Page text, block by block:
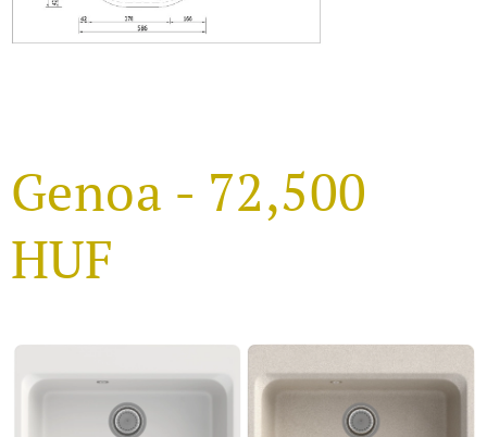
Genoa - 72,500
HUF